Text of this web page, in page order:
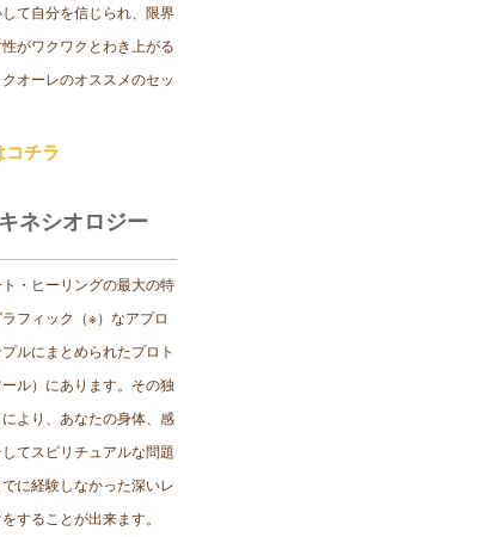
て自分を信じられ、限界
がワクワクとわき上がる
オーレのオススメのセッ
コチラ
ネシオロジー
・ヒーリングの最大の特
フィック（※）なアプロ
ルにまとめられたプロト
ル）にあります。その独
より、あなたの身体、感
てスピリチュアルな問題
に経験しなかった深いレ
することが出来ます。